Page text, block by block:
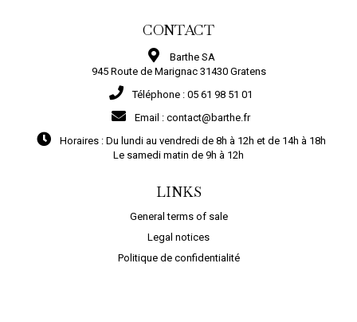
CONTACT
Barthe SA
945 Route de Marignac 31430 Gratens
Téléphone : 05 61 98 51 01
Email : contact@barthe.fr
Horaires : Du lundi au vendredi de 8h à 12h et de 14h à 18h
Le samedi matin de 9h à 12h
LINKS
General terms of sale
Legal notices
Politique de confidentialité